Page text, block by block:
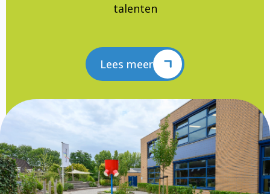
talenten
Lees meer